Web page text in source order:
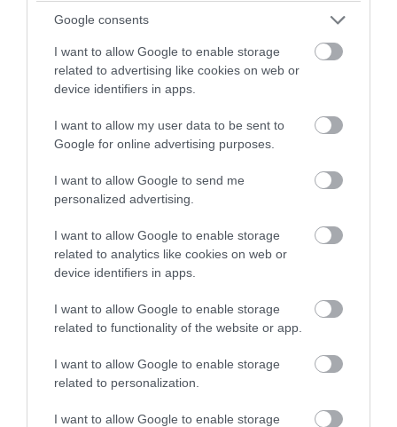
Google consents
I want to allow Google to enable storage
related to advertising like cookies on web or
device identifiers in apps.
I want to allow my user data to be sent to
Google for online advertising purposes.
I want to allow Google to send me
personalized advertising.
I want to allow Google to enable storage
related to analytics like cookies on web or
device identifiers in apps.
I want to allow Google to enable storage
related to functionality of the website or app.
I want to allow Google to enable storage
related to personalization.
I want to allow Google to enable storage
(βίντεο)
06.08.2026 | 09:13
PRONEWS.GR /PROVOCATEUR
στα ΤΕΠ του νοσοκομείου Κορίνθου: «Δεν
κατέρρευσε – Την ξήλωσαν»